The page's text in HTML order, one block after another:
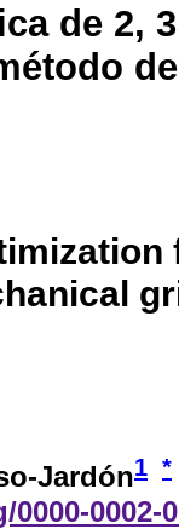
de 2,
Jardón1 *
0002-